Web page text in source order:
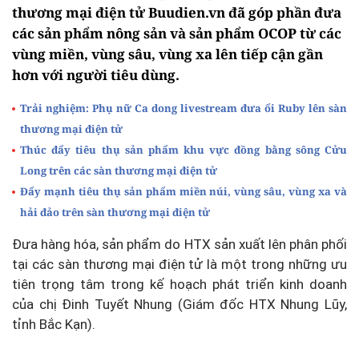
thương mại điện tử Buudien.vn đã góp phần đưa
các sản phẩm nông sản và sản phẩm OCOP từ các
vùng miền, vùng sâu, vùng xa lên tiếp cận gần
hơn với người tiêu dùng.
Trải nghiệm: Phụ nữ Ca dong livestream đưa ổi Ruby lên sàn
thương mại điện tử
Thúc đẩy tiêu thụ sản phẩm khu vực đồng bằng sông Cửu
Long trên các sàn thương mại điện tử
Đẩy mạnh tiêu thụ sản phẩm miền núi, vùng sâu, vùng xa và
hải đảo trên sàn thương mại điện tử
Đưa hàng hóa, sản phẩm do HTX sản xuất lên phân phối
tại các sàn thương mại điện tử là một trong những ưu
tiên trọng tâm trong kế hoạch phát triển kinh doanh
của chị Đinh Tuyết Nhung (Giám đốc HTX Nhung Lũy,
tỉnh Bắc Kạn).